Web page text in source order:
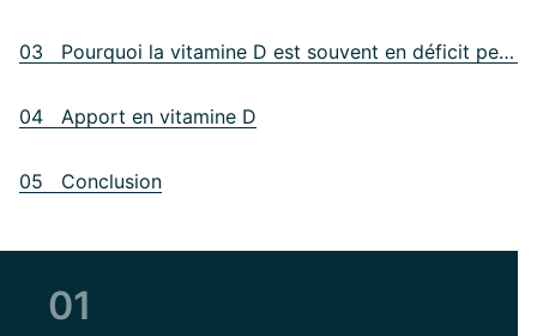
03 Pourquoi la vitamine D est souvent en déficit pendant l'hiver
04 Apport en vitamine D
05 Conclusion
01